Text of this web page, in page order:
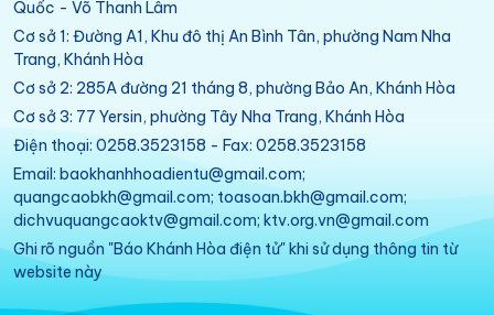
Quốc - Võ Thanh Lâm
Cơ sở 1: Đường A1, Khu đô thị An Bình Tân, phường Nam Nha
Trang, Khánh Hòa
Cơ sở 2: 285A đường 21 tháng 8, phường Bảo An, Khánh Hòa
Cơ sở 3: 77 Yersin, phường Tây Nha Trang, Khánh Hòa
Điện thoại: 0258.3523158 - Fax: 0258.3523158
Email: baokhanhhoadientu@gmail.com;
quangcaobkh@gmail.com; toasoan.bkh@gmail.com;
dichvuquangcaoktv@gmail.com; ktv.org.vn@gmail.com
Ghi rõ nguồn "Báo Khánh Hòa điện tử" khi sử dụng thông tin từ
website này